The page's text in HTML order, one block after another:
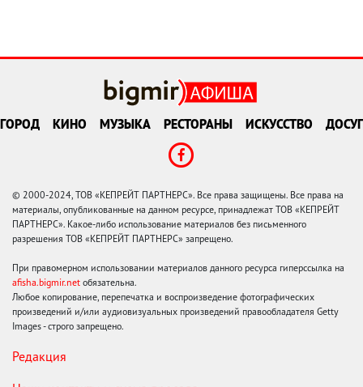
ГОРОД КИНО МУЗЫКА РЕСТОРАНЫ ИСКУССТВО ДОСУГ
© 2000-2024, ТОВ «КЕПРЕЙТ ПАРТНЕРС». Все права защищены. Все права на
материалы, опубликованные на данном ресурсе, принадлежат ТОВ «КЕПРЕЙТ
ПАРТНЕРС». Какое-либо использование материалов без письменного
разрешения ТОВ «КЕПРЕЙТ ПАРТНЕРС» запрещено.
При правомерном использовании материалов данного ресурса гиперссылка на
afisha.bigmir.net обязательна.
Любое копирование, перепечатка и воспроизведение фотографических
произведений и/или аудиовизуальных произведений правообладателя Getty
Images - строго запрещено.
Редакция